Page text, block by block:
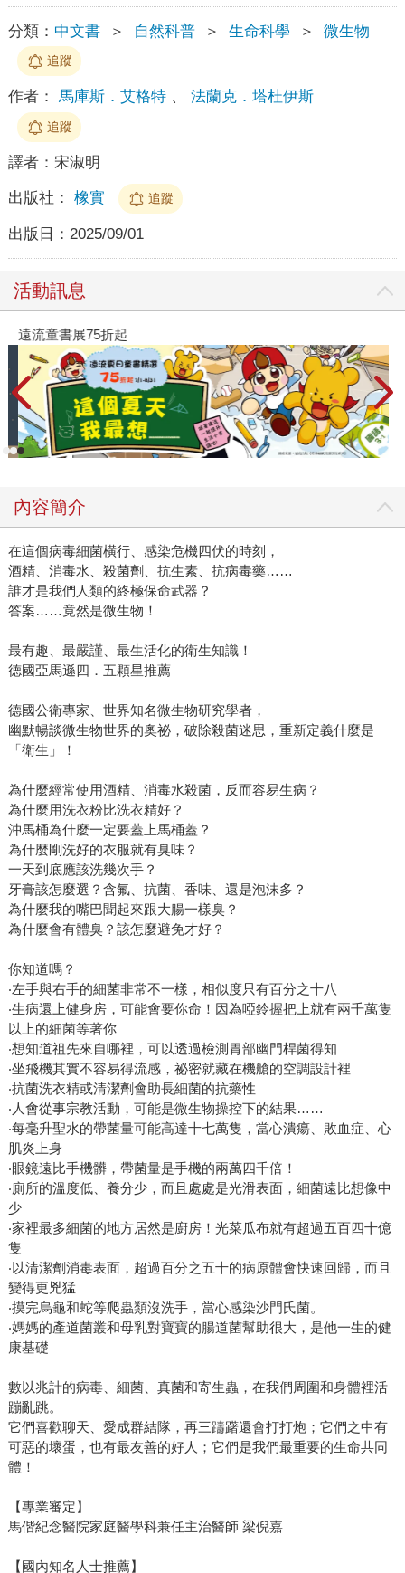
分類： 中文書 ＞ 自然科普 ＞ 生命科學 ＞ 微生物
追蹤
作者： 馬庫斯．艾格特、 法蘭克．塔杜伊斯
追蹤
譯者： 宋淑明
出版社： 橡實 追蹤
出版日： 2025/09/01
活動訊息
遠流童書展75折起
內容簡介
在這個病毒細菌橫行、感染危機四伏的時刻，
酒精、消毒水、殺菌劑、抗生素、抗病毒藥……
誰才是我們人類的終極保命武器？
答案……竟然是微生物！
最有趣、最嚴謹、最生活化的衛生知識！
德國亞馬遜四．五顆星推薦
德國公衛專家、世界知名微生物研究學者，
幽默暢談微生物世界的奧祕，破除殺菌迷思，重新定義什麼是
「衛生」！
為什麼經常使用酒精、消毒水殺菌，反而容易生病？
為什麼用洗衣粉比洗衣精好？
沖馬桶為什麼一定要蓋上馬桶蓋？
為什麼剛洗好的衣服就有臭味？
一天到底應該洗幾次手？
牙膏該怎麼選？含氟、抗菌、香味、還是泡沫多？
為什麼我的嘴巴聞起來跟大腸一樣臭？
為什麼會有體臭？該怎麼避免才好？
你知道嗎？
‧左手與右手的細菌非常不一樣，相似度只有百分之十八
‧生病還上健身房，可能會要你命！因為啞鈴握把上就有兩千萬隻
以上的細菌等著你
‧想知道祖先來自哪裡，可以透過檢測胃部幽門桿菌得知
‧坐飛機其實不容易得流感，祕密就藏在機艙的空調設計裡
‧抗菌洗衣精或清潔劑會助長細菌的抗藥性
‧人會從事宗教活動，可能是微生物操控下的結果……
‧每毫升聖水的帶菌量可能高達十七萬隻，當心潰瘍、敗血症、心
肌炎上身
‧眼鏡遠比手機髒，帶菌量是手機的兩萬四千倍！
‧廁所的溫度低、養分少，而且處處是光滑表面，細菌遠比想像中
少
‧家裡最多細菌的地方居然是廚房！光菜瓜布就有超過五百四十億
隻
‧以清潔劑消毒表面，超過百分之五十的病原體會快速回歸，而且
變得更兇猛
‧摸完烏龜和蛇等爬蟲類沒洗手，當心感染沙門氏菌。
‧媽媽的產道菌叢和母乳對寶寶的腸道菌幫助很大，是他一生的健
康基礎
數以兆計的病毒、細菌、真菌和寄生蟲，在我們周圍和身體裡活
蹦亂跳。
它們喜歡聊天、愛成群結隊，再三躊躇還會打打炮；它們之中有
可惡的壞蛋，也有最友善的好人；它們是我們最重要的生命共同
體！
【專業審定】
馬偕紀念醫院家庭醫學科兼任主治醫師 梁倪嘉
【國內知名人士推薦】